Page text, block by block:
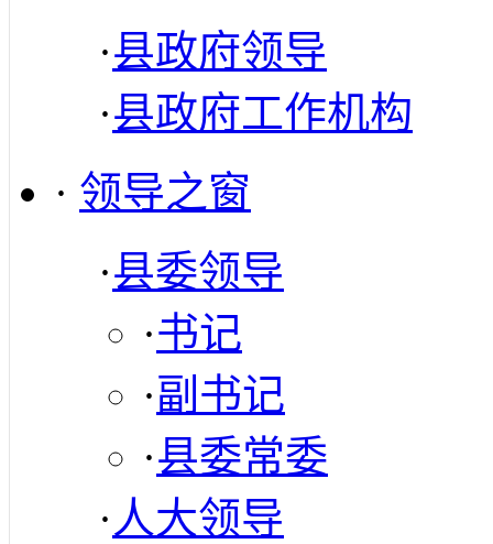
·县政府领导
·县政府工作机构
· 领导之窗
·县委领导
·书记
·副书记
·县委常委
· 人大领导